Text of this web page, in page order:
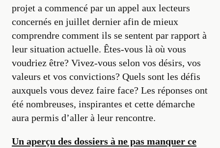
projet a commencé par un appel aux lecteurs
concernés en juillet dernier afin de mieux
comprendre comment ils se sentent par rapport à
leur situation actuelle. Êtes-vous là où vous
voudriez être? Vivez-vous selon vos désirs, vos
valeurs et vos convictions? Quels sont les défis
auxquels vous devez faire face? Les réponses ont
été nombreuses, inspirantes et cette démarche
aura permis d’aller à leur rencontre.
Un aperçu des dossiers à ne pas manquer ce